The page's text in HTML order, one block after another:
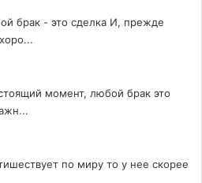
брак - это сделка И, прежде
момент, любой брак это
по миру то у нее скорее